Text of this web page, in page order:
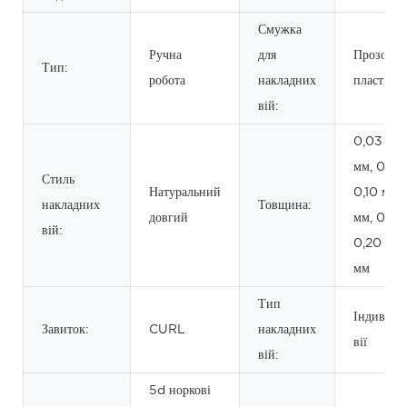
Тип:
Ручна
робота
Смужка
для
накладних
вій:
Прозорий
пластик
Стиль
накладних
вій:
Натуральний
довгий
Товщина:
0,03
мм, 0,07
0,10 мм,
мм, 0,15
0,20 мм,
мм
Завиток: CURL
Тип
накладних
вій:
вії
5d норкові